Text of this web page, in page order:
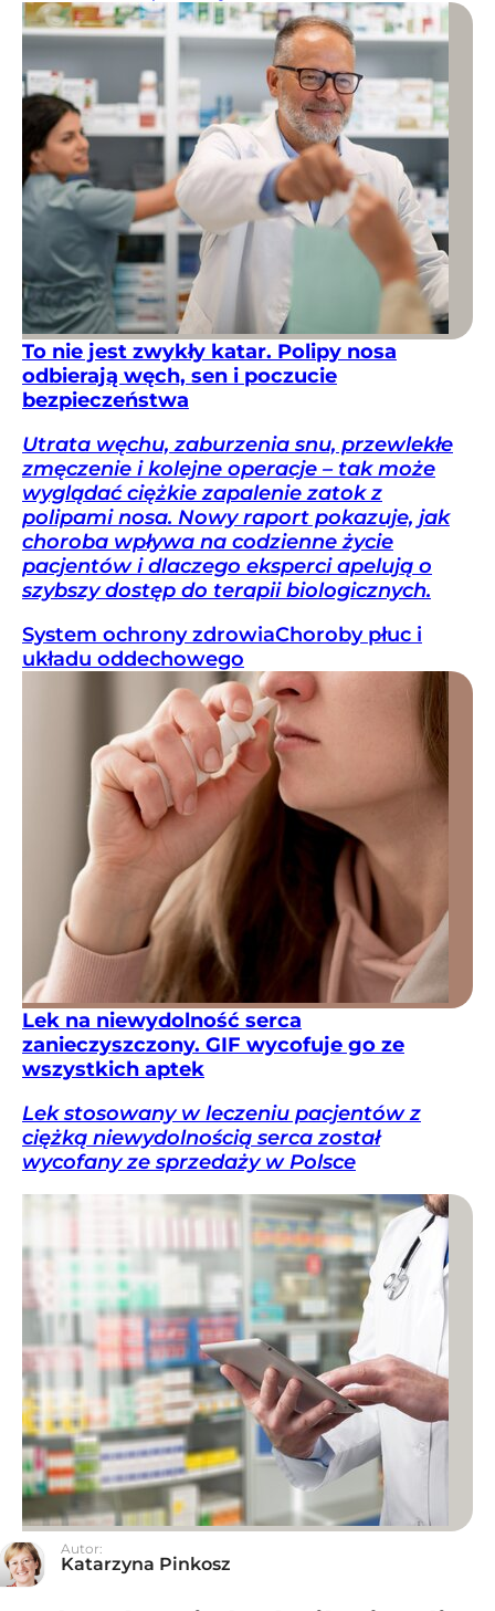
To nie jest zwykły katar. Polipy nosa
odbierają węch, sen i poczucie
bezpieczeństwa
Utrata węchu, zaburzenia snu, przewlekłe
zmęczenie i kolejne operacje – tak może
wyglądać ciężkie zapalenie zatok z
polipami nosa. Nowy raport pokazuje, jak
choroba wpływa na codzienne życie
pacjentów i dlaczego eksperci apelują o
szybszy dostęp do terapii biologicznych.
System ochrony zdrowiaChoroby płuc i
układu oddechowego
Lek na niewydolność serca
zanieczyszczony. GIF wycofuje go ze
wszystkich aptek
Lek stosowany w leczeniu pacjentów z
ciężką niewydolnością serca został
wycofany ze sprzedaży w Polsce
Autor:
Katarzyna Pinkosz